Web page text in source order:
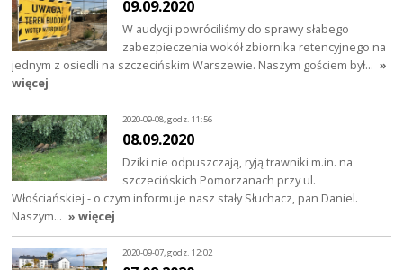
09.09.2020
W audycji powróciliśmy do sprawy słabego
zabezpieczenia wokół zbiornika retencyjnego na
jednym z osiedli na szczecińskim Warszewie. Naszym gościem był… »
więcej
2020-09-08, godz. 11:56
08.09.2020
Dziki nie odpuszczają, ryją trawniki m.in. na
szczecińskich Pomorzanach przy ul.
Włościańskiej - o czym informuje nasz stały Słuchacz, pan Daniel.
Naszym… » więcej
2020-09-07, godz. 12:02